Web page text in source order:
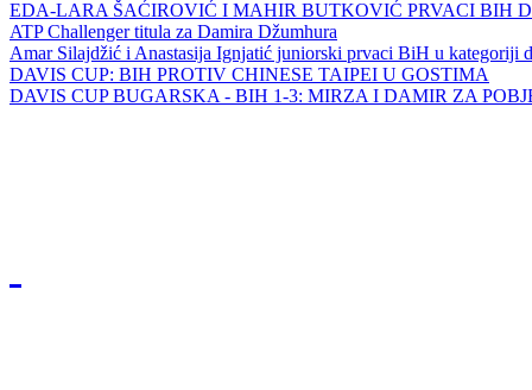
EDA-LARA ŠAĆIROVIĆ I MAHIR BUTKOVIĆ PRVACI BIH
ATP Challenger titula za Damira Džumhura
Amar Silajdžić i Anastasija Ignjatić juniorski prvaci BiH u kategoriji
DAVIS CUP: BIH PROTIV CHINESE TAIPEI U GOSTIMA
DAVIS CUP BUGARSKA - BIH 1-3: MIRZA I DAMIR ZA